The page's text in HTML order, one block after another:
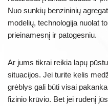
Nuo sunkių benzininių
modelių, technologija nuolat
prieinamesnį ir patogesniu.
Ar jums tikrai reikia lapų
situacijos. Jei turite kelis
grėblys gali būti visai
fizinio krūvio. Bet jei rudenį